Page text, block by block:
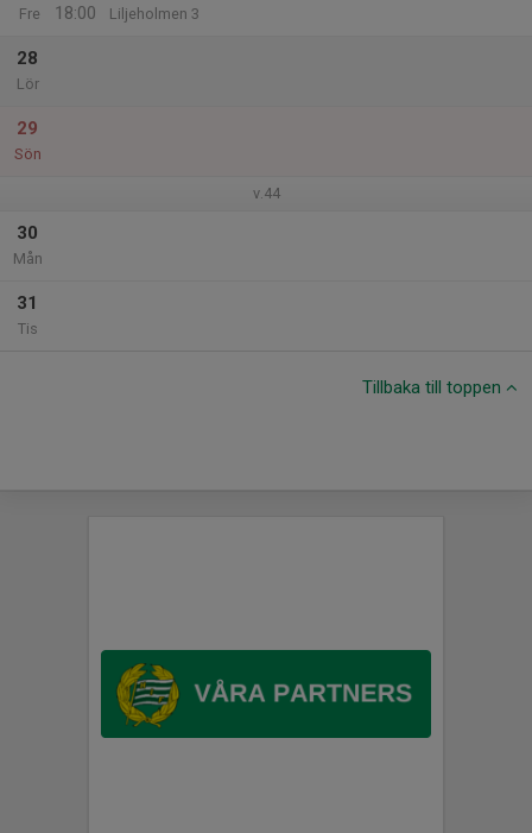
Fre
18:00
Liljeholmen 3
28
Lör
29
Sön
v.44
30
Mån
31
Tis
Tillbaka till toppen